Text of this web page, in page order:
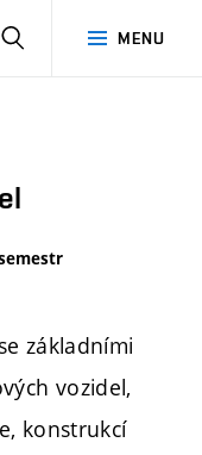
MENU
základními
vozidel,
konstrukcí